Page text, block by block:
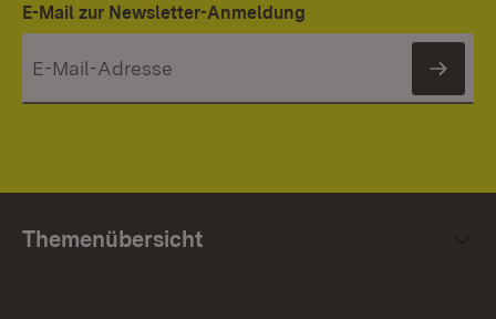
E-Mail zur Newsletter-Anmeldung
Themenübersicht